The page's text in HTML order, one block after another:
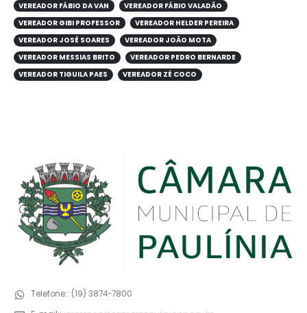
VEREADOR FÁBIO DA VAN
VEREADOR FÁBIO VALADÃO
VEREADOR GIBI PROFESSOR
VEREADOR HELDER PEREIRA
VEREADOR JOSÉ SOARES
VEREADOR JOÃO MOTA
VEREADOR MESSIAS BRITO
VEREADOR PEDRO BERNARDE
VEREADOR TIGUILA PAES
VEREADOR ZÉ COCO
Telefone:: (19) 3874-7800